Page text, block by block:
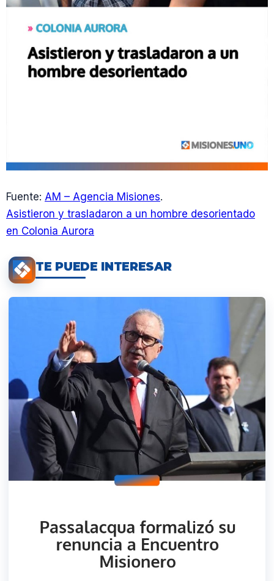
Fuente: AM – Agencia Misiones.
Asistieron y trasladaron a un hombre desorientado
en Colonia Aurora
TE PUEDE INTERESAR